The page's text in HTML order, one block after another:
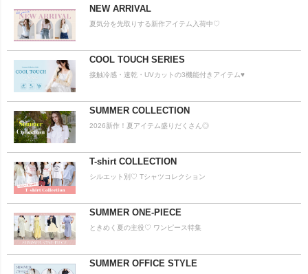
NEW ARRIVAL
夏気分を先取りする新作アイテム入荷中♡
COOL TOUCH SERIES
接触冷感・速乾・UVカットの3機能付きアイテム♥
SUMMER COLLECTION
2026新作！夏アイテム盛りだくさん◎
T-shirt COLLECTION
シルエット別♡ Tシャツコレクション
SUMMER ONE-PIECE
ときめく夏の主役♡ ワンピース特集
SUMMER OFFICE STYLE